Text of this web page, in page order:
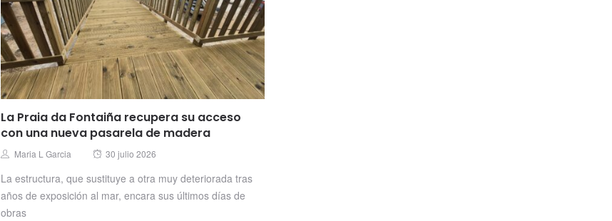
La Praia da Fontaiña recupera su acceso
con una nueva pasarela de madera
Author
Maria L Garcia
Posted
30 julio 2026
La estructura, que sustituye a otra muy deteriorada tras
años de exposición al mar, encara sus últimos días de
obras